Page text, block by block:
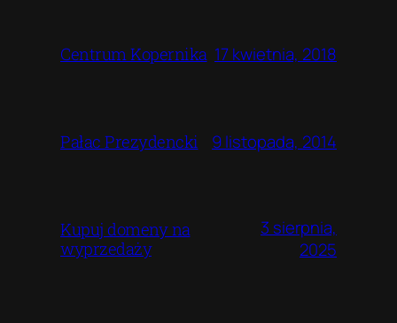
Centrum Kopernika 17 kwietnia, 2018
Pałac Prezydencki 9 listopada, 2014
Kupuj domeny na
wyprzedaży
3 sierpnia,
2025